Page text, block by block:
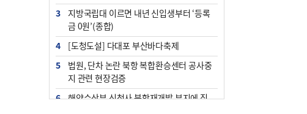
3
지방국립대 이르면 내년 신입생부터 ‘등록
금 0원’(종합)
4
[도청도설] 다대포 부산바다축제
5
법원, 단차 논란 북항 복합환승센터 공사중
지 관련 현장검증
6
해양수산부 신청사 북항재개발 부지에 짓